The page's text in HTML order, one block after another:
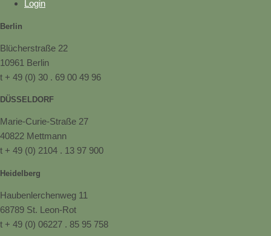
Login
Berlin
Blücherstraße 22
10961 Berlin
t + 49 (0) 30 . 69 00 49 96
DÜSSELDORF
Marie-Curie-Straße 27
40822 Mettmann
t + 49 (0) 2104 . 13 97 900
Heidelberg
Haubenlerchenweg 11
68789 St. Leon-Rot
t + 49 (0) 06227 . 85 95 758